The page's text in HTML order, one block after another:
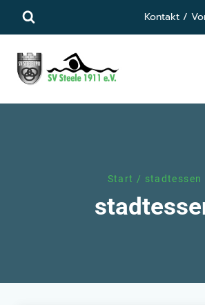
Inhalt
Kontakt /
Start / stadtessen